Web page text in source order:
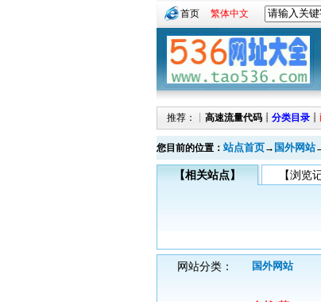
首页 繁体中文
推荐：┊ 高速流量代码 ┊ 分类目录 ┊
您目前的位置： 站点首页→ 国外网站
【相关站点】 【浏览
网站分类： 国外网站